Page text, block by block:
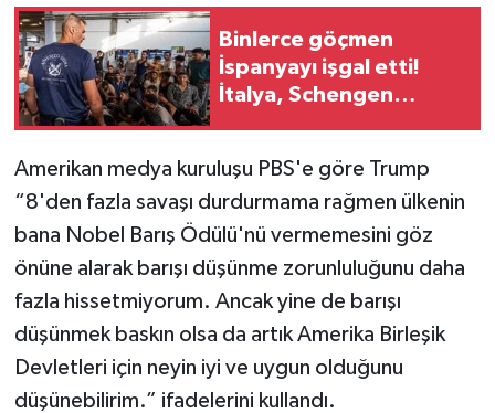
Binlerce göçmen
İspanyayı işgal etti!
İtalya, Schengen
Mad
Amerikan medya kuruluşu PBS'e göre Trump
“8'den fazla savaşı durdurmama rağmen ülkenin
bana Nobel Barış Ödülü'nü vermemesini göz
önüne alarak barışı düşünme zorunluluğunu daha
fazla hissetmiyorum. Ancak yine de barışı
düşünmek baskın olsa da artık Amerika Birleşik
Devletleri için neyin iyi ve uygun olduğunu
düşünebilirim.” ifadelerini kullandı.